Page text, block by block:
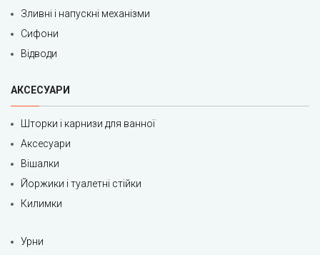
Зливні і напускні механізми
Сифони
Відводи
АКСЕСУАРИ
Шторки і карнизи для ванної
Аксесуари
Вішалки
Йоржики і туалетні стійки
Килимки
Урни